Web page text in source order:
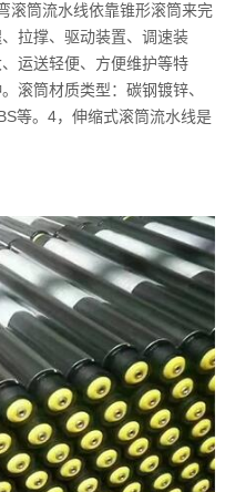
滚筒流水线依靠锥形滚筒来完
拉撑、驱动装置、调速装
运送轻便、方便维护等特
滚筒材质类型：碳钢镀锌、
等。4，伸缩式滚筒流水线是